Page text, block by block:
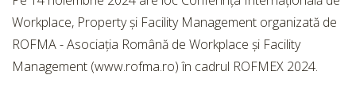
Workplace, Property și Facility Management organizată de
ROFMA - Asociația Română de Workplace și Facility
Management (www.rofma.ro) în cadrul ROFMEX 2024.